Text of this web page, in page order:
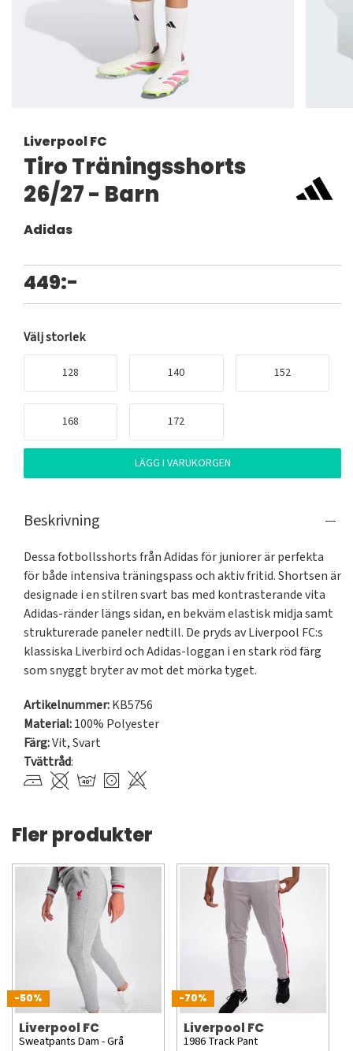
Liverpool FC
Tiro Träningsshorts
26/27 - Barn
Adidas
449:-
Välj storlek
128 140 152
168 172
LÄGG I VARUKORGEN
Beskrivning
Dessa fotbollsshorts från Adidas för juniorer är perfekta
för både intensiva träningspass och aktiv fritid. Shortsen är
designade i en stilren svart bas med kontrasterande vita
Adidas-ränder längs sidan, en bekväm elastisk midja samt
strukturerade paneler nedtill. De pryds av Liverpool FC:s
klassiska Liverbird och Adidas-loggan i en stark röd färg
som snyggt bryter av mot det mörka tyget.
Artikelnummer:KB5756
Material:100% Polyester
Färg:Vit,Svart
Tvättråd:
Fler produkter
-50%
Liverpool FC
Sweatpants Dam - Grå
-70%
Liverpool FC
1986 Track Pant